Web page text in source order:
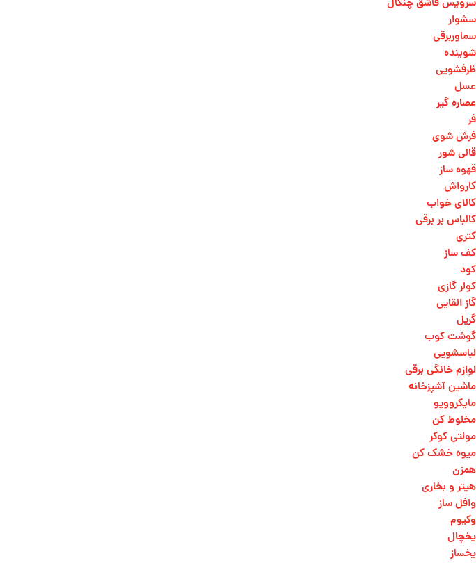
سرویس قاشق چنگال
سشوار
سماوربرقی
شوینده
ظرفشویی
عسل
عصاره گیر
فر
فرش شوی
قالی شور
قهوه ساز
کارواش
کالای خواب
کالباس بر برقی
کتری
کف ساز
کود
کولر گازی
گاز القایی
گریل
گوشت کوب
لباسشویی
لوازم خانگی برقی
ماشین آشپزخانه
مایکروویو
مخلوط کن
مولتی کوکر
میوه خشک کن
همزن
هیتر و بخاری
وافل ساز
وکیوم
یخچال
یخساز